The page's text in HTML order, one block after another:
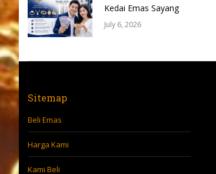
Kedai Emas Sayang
July 6, 2026
Sitemap
Beli Emas
Harga Kami
Kami Beli